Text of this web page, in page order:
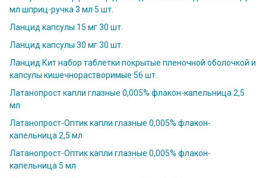
мл шприц-ручка 3 мл 5 шт.
Ланцид капсулы 15 мг 30 шт.
Ланцид капсулы 30 мг 30 шт.
Ланцид Кит набор таблетки покрытые пленочной оболочкой и
капсулы кишечнорастворимые 56 шт.
Латанопрост капли глазные 0,005% флакон-капельница 2,5
мл
Латанопрост-Оптик капли глазные 0,005% флакон-
капельница 2,5 мл
Латанопрост-Оптик капли глазные 0,005% флакон-
капельница 5 мл